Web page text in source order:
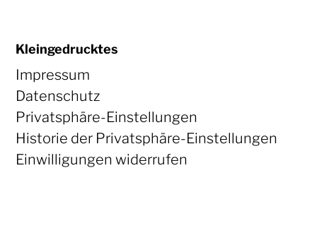
Kleingedrucktes
Impressum
Datenschutz
Privatsphäre-Einstellungen
Historie der Privatsphäre-Einstellungen
Einwilligungen widerrufen